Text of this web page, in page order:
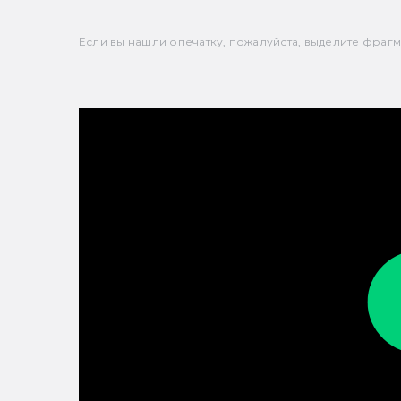
Если вы нашли опечатку, пожалуйста, выделите